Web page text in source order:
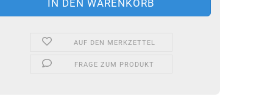
AUF DEN MERKZETTEL
FRAGE ZUM PRODUKT